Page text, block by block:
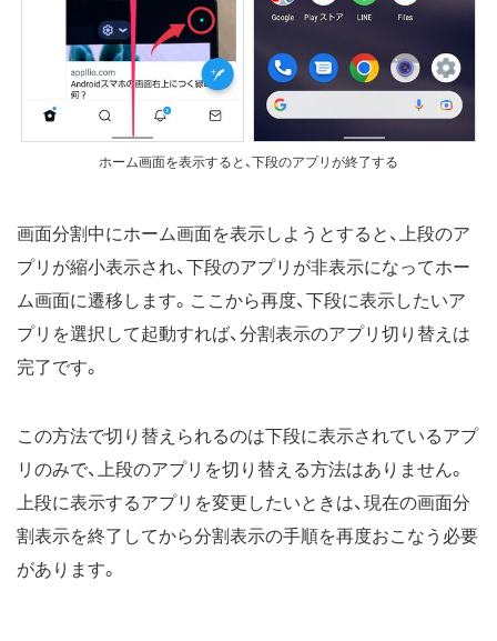
ホーム画面を表示すると、下段のアプリが終了する
画面分割中にホーム画面を表示しようとすると、上段のア
プリが縮小表示され、下段のアプリが非表示になってホー
ム画面に遷移します。ここから再度、下段に表示したいア
プリを選択して起動すれば、分割表示のアプリ切り替えは
完了です。
この方法で切り替えられるのは下段に表示されているアプ
リのみで、上段のアプリを切り替える方法はありません。
上段に表示するアプリを変更したいときは、現在の画面分
割表示を終了してから分割表示の手順を再度おこなう必要
があります。